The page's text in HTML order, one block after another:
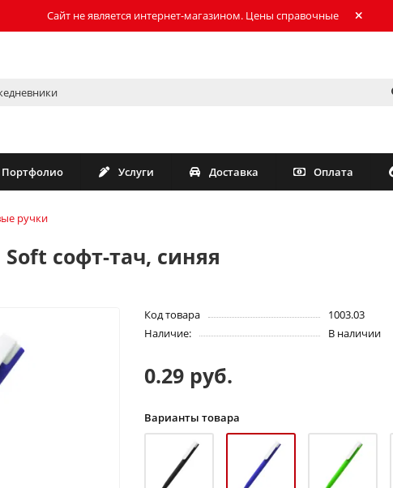
Сайт не является интернет-магазином. Цены справочные
Портфолио Услуги Доставка Оплата
ручки
софт-тач, синяя
Код товара
1003.03
Наличие:
В наличии
0.29 руб.
Варианты товара